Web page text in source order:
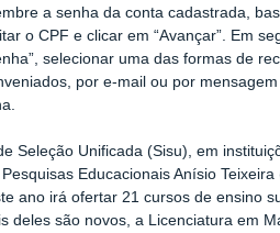
a senha da conta cadastrada,
o CPF e clicar em “Avançar”. Em
selecionar uma das formas de
por e-mail ou por
Seleção Unificada (Sisu), em
Educacionais Anísio
ano irá ofertar 21 cursos de ensino
deles são novos, a Licenciatura em